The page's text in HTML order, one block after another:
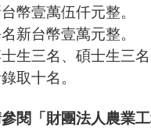
幣壹萬伍仟元整。
新台幣壹萬元整。
生三名、碩士生三
取十名。
閱「財團法人農業